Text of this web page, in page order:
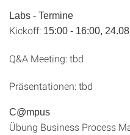
Labs - Termine
Kickoff: 15:00 - 16:00,
Q&A Meeting: tbd
Präsentationen: tbd
C@mpus
Übung Business Process